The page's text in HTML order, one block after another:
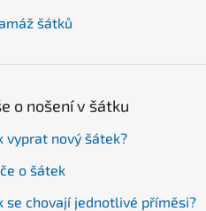
šátků
o nošení v šátku
vyprat nový šátek?
o šátek
se chovají jednotlivé příměsi?